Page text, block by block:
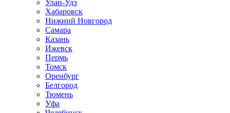
Улан-Удэ
Хабаровск
Нижний Новгород
Самара
Казань
Ижевск
Пермь
Томск
Оренбург
Белгород
Тюмень
Уфа